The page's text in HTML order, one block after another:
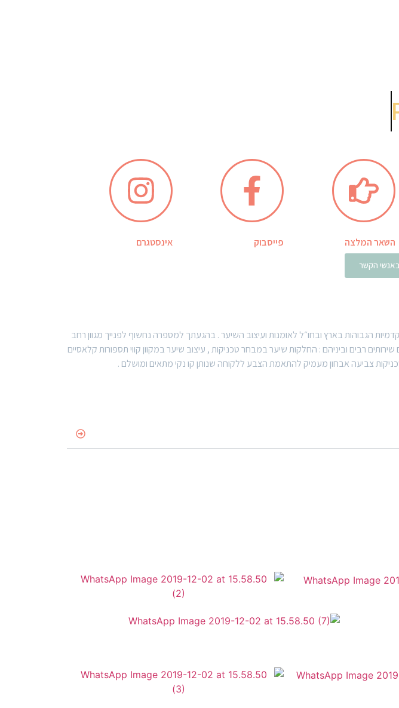
השאר המלצה פייסבוק אינסטגרם
הקשר
מתמקצע בארץ בתחום אומנות ועיצוב השיער למעלה מ-19שנים . בוגר אקדמיות הגבוהות בארץ ובחו״ל לאומנות ועיצוב השיער . בהגעתך למספרה נחשוף לפנייך מגוון רחב
רבים וביניהם : החלקות שיער במבחר טכניקות , עיצוב שיער במקוון קווי תספורות קלאסיים
צביעה אבחון מעמיק להתאמת הצבע ללקוחה שנותן קו נקי מתאים ומושלם .